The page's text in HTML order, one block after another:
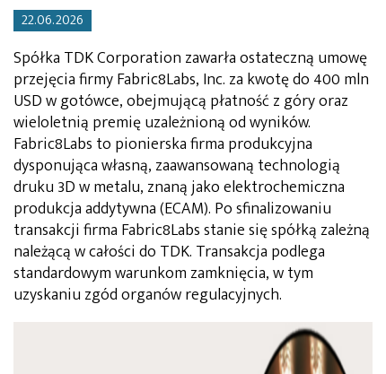
22.06.2026
Spółka TDK Corporation zawarła ostateczną umowę
przejęcia firmy Fabric8Labs, Inc. za kwotę do 400 mln
USD w gotówce, obejmującą płatność z góry oraz
wieloletnią premię uzależnioną od wyników.
Fabric8Labs to pionierska firma produkcyjna
dysponująca własną, zaawansowaną technologią
druku 3D w metalu, znaną jako elektrochemiczna
produkcja addytywna (ECAM). Po sfinalizowaniu
transakcji firma Fabric8Labs stanie się spółką zależną
należącą w całości do TDK. Transakcja podlega
standardowym warunkom zamknięcia, w tym
uzyskaniu zgód organów regulacyjnych.